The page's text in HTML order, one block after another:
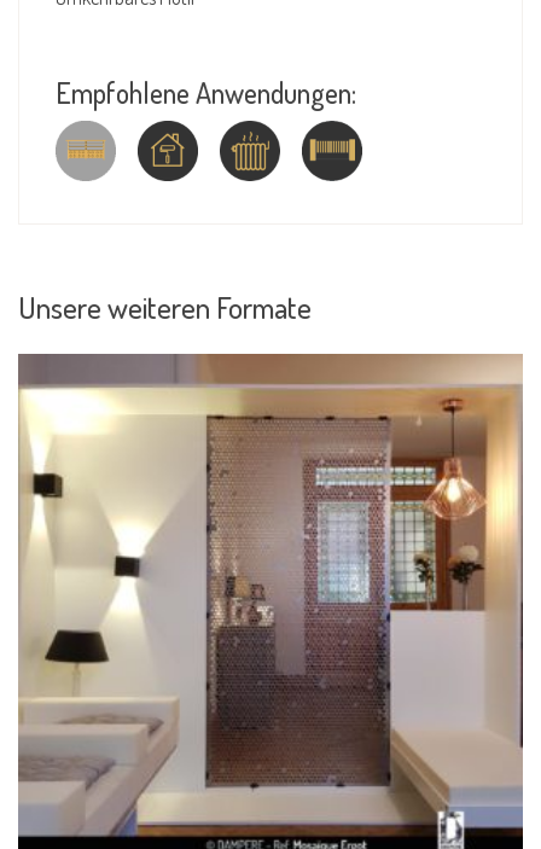
Empfohlene Anwendungen:
Unsere weiteren Formate